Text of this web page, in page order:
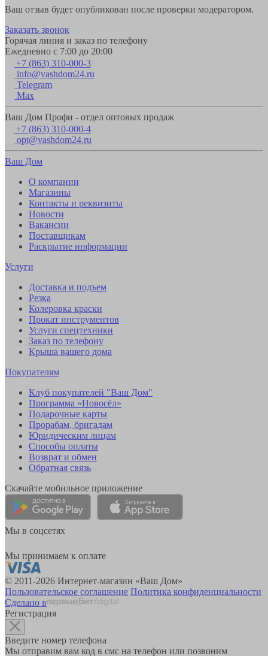
Ваш отзыв будет опубликован после проверки модератором.
Заказать звонок
Горячая линия и заказ по телефону
Ежедневно с 7:00 до 20:00
+7 (863) 310-000-3
info@vashdom24.ru
Telegram
Max
Ваш Дом Профи - отдел оптовых продаж
+7 (863) 310-000-4
opt@vashdom24.ru
Ваш Дом
О компании
Магазины
Контакты и реквизиты
Новости
Вакансии
Поставщикам
Раскрытие информации
Услуги
Доставка и подъем
Резка
Колеровка краски
Прокат инструментов
Услуги спецтехники
Заказ по телефону
Крыша вашего дома
Покупателям
Клуб покупателей "Ваш Дом"
Программа «Новосёл»
Подарочные карты
Прорабам, бригадам
Юридическим лицам
Способы оплаты
Возврат и обмен
Обратная связь
Скачайте мобильное приложение
Мы в соцсетях
Мы принимаем к оплате
© 2011-2026 Интернет-магазин «Ваш Дом»
Пользовательское соглашение Политика конфиденциальности
Сделано в
Регистрация
Введите номер телефона
Мы отправим вам код в смс на телефон или позвоним